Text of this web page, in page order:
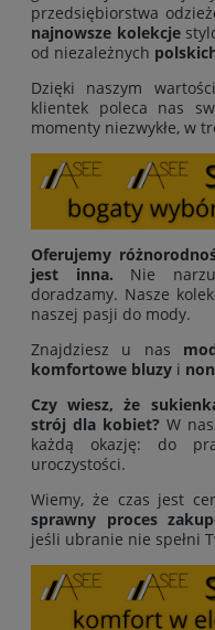
przedsiębiorstwa
najnowsze kolekcje
od niezależnych
Dzięki naszym
klientek poleca nas
momenty niezwykłe, w
Oferujemy
jest inna. Nie
doradzamy. Nasze
naszej pasji do mody.
Znajdziesz u nas
komfortowe bluzy i
Czy wiesz, że
strój dla kobiet? W
każdą okazję: do
uroczystości.
Wiemy, że czas jest
sprawny proces
jeśli ubranie nie spełni